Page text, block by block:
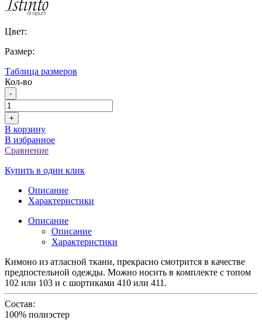
Цвет:
Размер:
Таблица размеров
Кол-во
-
+
В корзину
В избранное
Сравнение
Купить в один клик
Описание
Характеристики
Описание
Описание
Характеристики
Кимоно из атласной ткани, прекрасно смотрится в качестве
предпостельной одежды. Можно носить в комплекте с топом
102 или 103 и с шортиками 410 или 411.
Состав:
100% полиэстер